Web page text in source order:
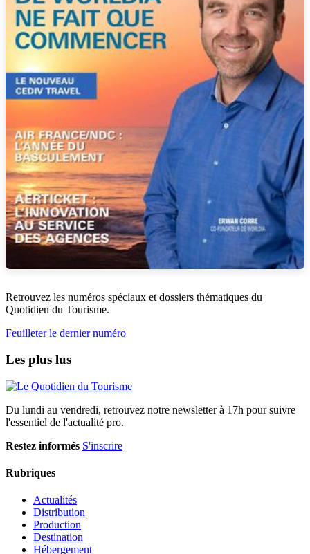
Retrouvez les numéros spéciaux et dossiers thématiques du
Quotidien du Tourisme.
Feuilleter le dernier numéro
Les plus lus
Du lundi au vendredi, retrouvez notre newsletter à 17h pour suivre
l'essentiel de l'actualité pro.
Restez informés S'inscrire
Rubriques
Actualités
Distribution
Production
Destination
Hébergement